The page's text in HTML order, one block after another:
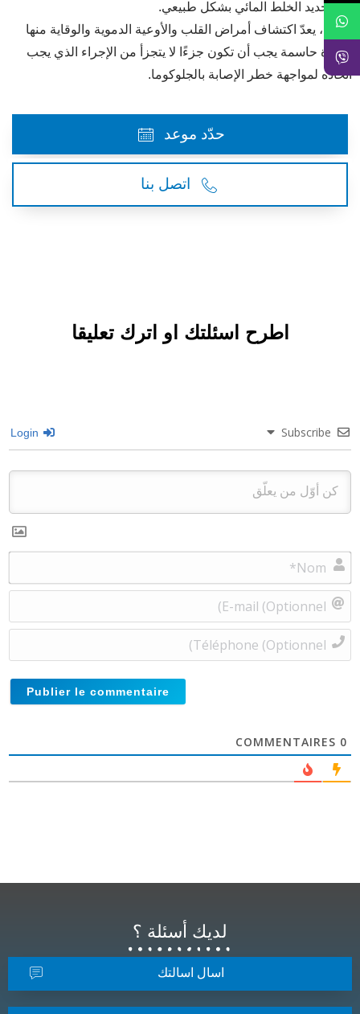
من تجديد الخلط المائي بشكل طبيعي.
أخيرًا ، يعدّ اكتشاف أمراض القلب والأوعية الدموية والوقاية منها
خطوة حاسمة يجب أن تكون جزءًا لا يتجزأ من الإجراء الذي يجب
اتخاذه لمواجهة خطر الإصابة بالجلوكوما.
حدّد موعد
اتصل بنا
اطرح اسئلتك او اترك تعليقا
Subscribe
0
لديك أسئلة ؟
اسال اسالتك